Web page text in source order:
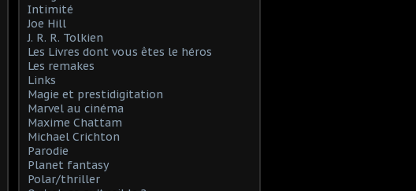
Intimité
Joe Hill
J. R. R. Tolkien
Les Livres dont vous êtes le héros
Les remakes
Links
Magie et prestidigitation
Marvel au cinéma
Maxime Chattam
Michael Crichton
Parodie
Planet fantasy
Polar/thriller